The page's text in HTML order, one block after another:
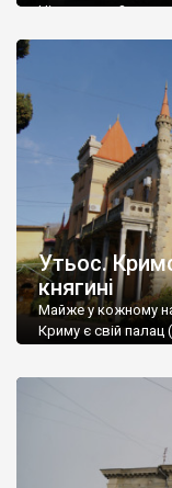
Ніжин греки?
Утьос.
княгині
Майже у кожному
Криму є свій палац